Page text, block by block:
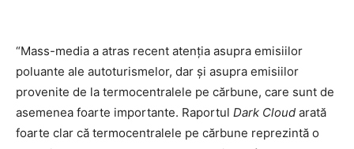
“Mass-media a atras recent atenția asupra emisiilor
poluante ale autoturismelor, dar și asupra emisiilor
provenite de la termocentralele pe cărbune, care sunt de
asemenea foarte importante. Raportul Dark Cloud arată
foarte clar că termocentralele pe cărbune reprezintă o